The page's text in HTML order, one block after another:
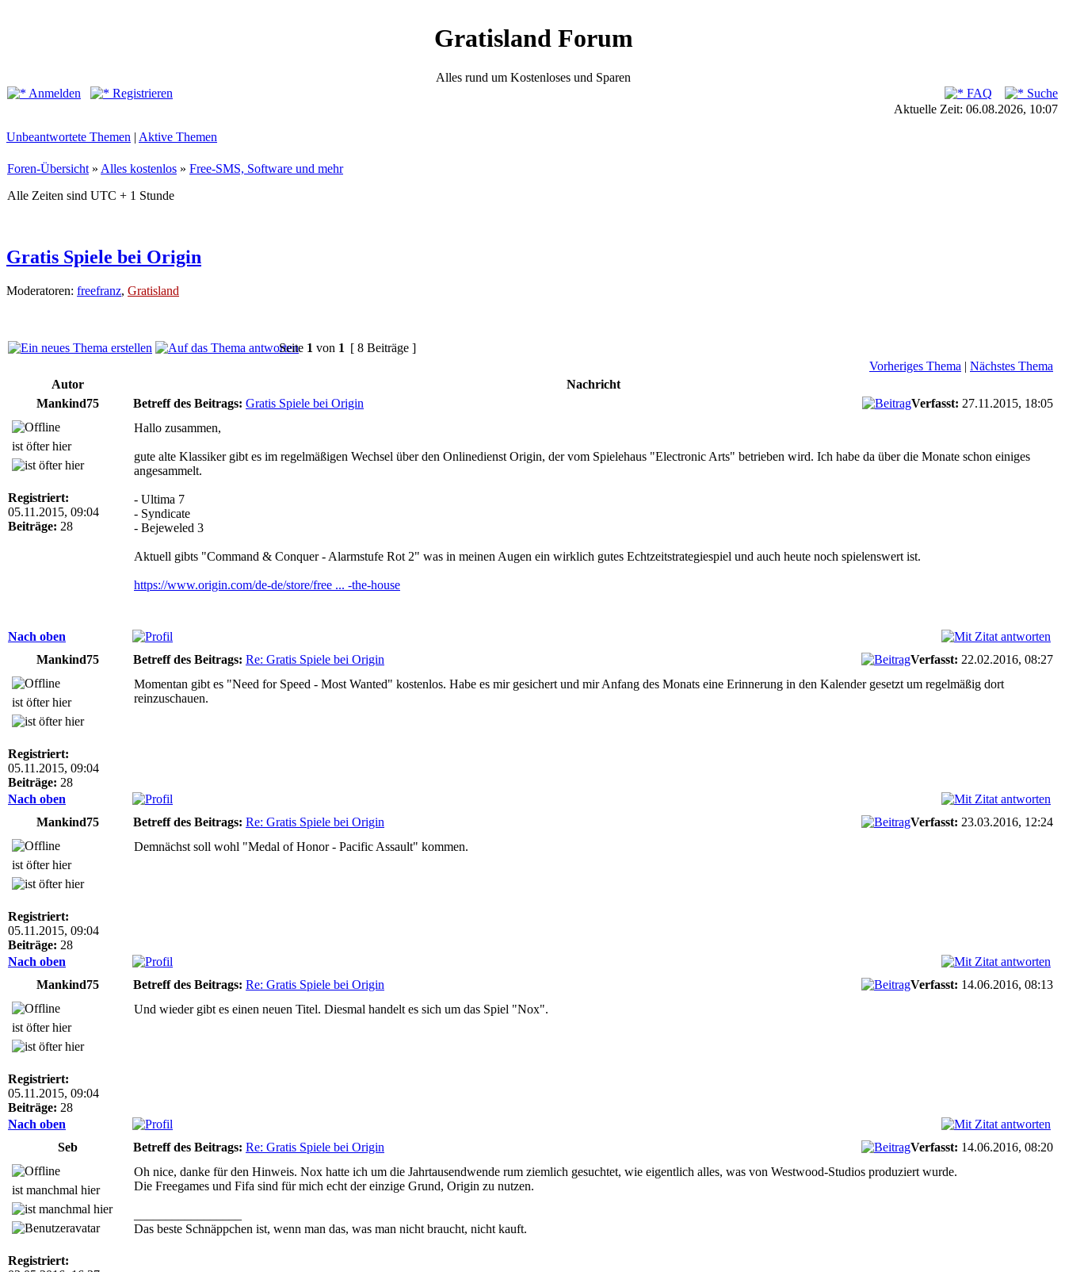
Gratisland Forum
Alles rund um Kostenloses und Sparen
Anmelden
Registrieren FAQ
Suche
Aktuelle Zeit: 06.08.2026, 10:07
Unbeantwortete Themen | Aktive Themen
Foren-Übersicht » Alles kostenlos » Free-SMS, Software und mehr
Alle Zeiten sind UTC + 1 Stunde
Gratis Spiele bei Origin
Moderatoren: freefranz, Gratisland
Seite 1 von 1 [ 8 Beiträge ]
Vorheriges Thema | Nächstes Thema
Autor
Nachricht
Mankind75
Betreff des Beitrags: Gratis Spiele bei Origin Verfasst: 27.11.2015, 18:05
ist öfter hier
Registriert:
05.11.2015, 09:04
Beiträge: 28
Hallo zusammen,
gute alte Klassiker gibt es im regelmäßigen Wechsel über den Onlinedienst Origin, der vom Spielehaus "Electronic Arts" betrieben wird. Ich habe da über die Monate schon einiges
angesammelt.
- Ultima 7
- Syndicate
- Bejeweled 3
Aktuell gibts "Command & Conquer - Alarmstufe Rot 2" was in meinen Augen ein wirklich gutes Echtzeitstrategiespiel und auch heute noch spielenswert ist.
https://www.origin.com/de-de/store/free ... -the-house
Nach oben
Mankind75
Betreff des Beitrags: Re: Gratis Spiele bei Origin Verfasst: 22.02.2016, 08:27
ist öfter hier
Registriert:
05.11.2015, 09:04
Beiträge: 28
Momentan gibt es "Need for Speed - Most Wanted" kostenlos. Habe es mir gesichert und mir Anfang des Monats eine Erinnerung in den Kalender gesetzt um regelmäßig dort
reinzuschauen.
Nach oben
Mankind75
Betreff des Beitrags: Re: Gratis Spiele bei Origin Verfasst: 23.03.2016, 12:24
ist öfter hier
Registriert:
05.11.2015, 09:04
Beiträge: 28
Demnächst soll wohl "Medal of Honor - Pacific Assault" kommen.
Nach oben
Mankind75
Betreff des Beitrags: Re: Gratis Spiele bei Origin Verfasst: 14.06.2016, 08:13
ist öfter hier
Registriert:
05.11.2015, 09:04
Beiträge: 28
Und wieder gibt es einen neuen Titel. Diesmal handelt es sich um das Spiel "Nox".
Nach oben
Seb
Betreff des Beitrags: Re: Gratis Spiele bei Origin Verfasst: 14.06.2016, 08:20
ist manchmal hier
Registriert:
Oh nice, danke für den Hinweis. Nox hatte ich um die Jahrtausendwende rum ziemlich gesuchtet, wie eigentlich alles, was von Westwood-Studios produziert wurde.
Die Freegames und Fifa sind für mich echt der einzige Grund, Origin zu nutzen.
Das beste Schnäppchen ist, wenn man das, was man nicht braucht, nicht kauft.